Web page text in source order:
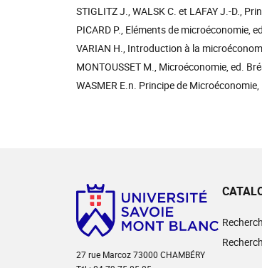
STIGLITZ J., WALSK C. et LAFAY J.-D.,
PICARD P., Eléments de microéconomie,
VARIAN H., Introduction à la
MONTOUSSET M., Microéconomie, ed.
WASMER E.n. Principe de
27 rue Marcoz 73000 CHAMBÉRY